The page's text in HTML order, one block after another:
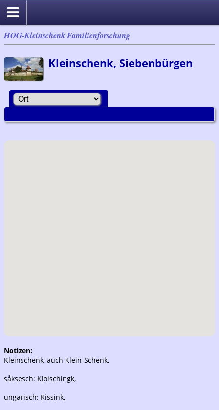
HOG-Kleinschenk Familienforschung
Kleinschenk, Siebenbürgen
Notizen:
Kleinschenk, auch Klein-Schenk,
såksesch: Kloischingk,
ungarisch: Kissink,